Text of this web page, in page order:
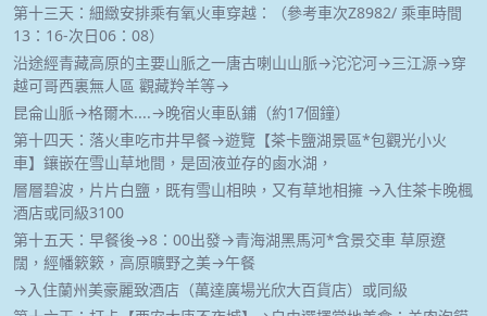
第十三天：細緻安排乘有氧火車穿越：（參考車次Z8982/ 乘車時間
13：16-次日06：08）
沿途經青藏高原的主要山脈之一唐古喇山山脈→沱沱河→三江源→穿
越可哥西裏無人區 觀藏羚羊等→
昆侖山脈→格爾木....→晚宿火車臥鋪（約17個鐘）
第十四天：落火車吃市井早餐→遊覽【茶卡鹽湖景區*包觀光小火
車】鑲嵌在雪山草地間，是固液並存的鹵水湖，
層層碧波，片片白鹽，既有雪山相映，又有草地相擁 →入住茶卡晚楓
酒店或同級3100
第十五天：早餐後→8：00出發→青海湖黑馬河*含景交車 草原遼
闊，經幡簌簌，高原曠野之美→午餐
→入住蘭州美豪麗致酒店（萬達廣場光欣大百貨店）或同級